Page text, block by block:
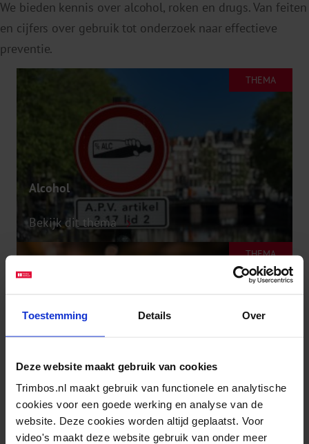
Toestemming Details Over
Deze website maakt gebruik van cookies
Trimbos.nl maakt gebruik van functionele en analytische
cookies voor een goede werking en analyse van de
website. Deze cookies worden altijd geplaatst. Voor
video's maakt deze website gebruik van onder meer
We bieden kennis over alcohol, roken en drugs. Van feiten
en cijfers over gebruik tot onderzoek naar effectieve
preventie.
THEMA
Alcohol
Bekijk dit thema
THEMA
Tabak
Bekijk dit thema
THEMA